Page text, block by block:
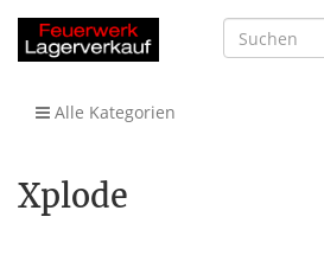
Alle Kategorien
Xplode